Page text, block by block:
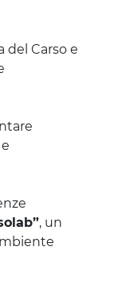
del Carso e
, un